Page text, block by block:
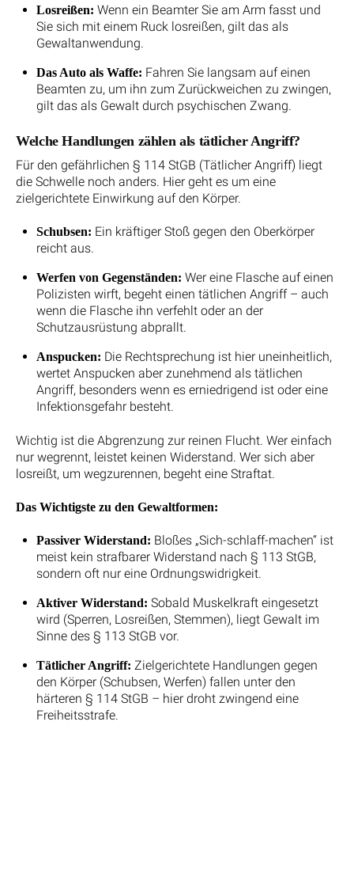
Losreißen: Wenn ein Beamter Sie am Arm fasst und
Sie sich mit einem Ruck losreißen, gilt das als
Gewaltanwendung.
Das Auto als Waffe: Fahren Sie langsam auf einen
Beamten zu, um ihn zum Zurückweichen zu zwingen,
gilt das als Gewalt durch psychischen Zwang.
Welche Handlungen zählen als tätlicher Angriff?
Für den gefährlichen § 114 StGB (Tätlicher Angriff) liegt
die Schwelle noch anders. Hier geht es um eine
zielgerichtete Einwirkung auf den Körper.
Schubsen: Ein kräftiger Stoß gegen den Oberkörper
reicht aus.
Werfen von Gegenständen: Wer eine Flasche auf einen
Polizisten wirft, begeht einen tätlichen Angriff – auch
wenn die Flasche ihn verfehlt oder an der
Schutzausrüstung abprallt.
Anspucken: Die Rechtsprechung ist hier uneinheitlich,
wertet Anspucken aber zunehmend als tätlichen
Angriff, besonders wenn es erniedrigend ist oder eine
Infektionsgefahr besteht.
Wichtig ist die Abgrenzung zur reinen Flucht. Wer einfach
nur wegrennt, leistet keinen Widerstand. Wer sich aber
losreißt, um wegzurennen, begeht eine Straftat.
Das Wichtigste zu den Gewaltformen:
Passiver Widerstand: Bloßes „Sich-schlaff-machen“ ist
meist kein strafbarer Widerstand nach § 113 StGB,
sondern oft nur eine Ordnungswidrigkeit.
Aktiver Widerstand: Sobald Muskelkraft eingesetzt
wird (Sperren, Losreißen, Stemmen), liegt Gewalt im
Sinne des § 113 StGB vor.
Tätlicher Angriff: Zielgerichtete Handlungen gegen
den Körper (Schubsen, Werfen) fallen unter den
härteren § 114 StGB – hier droht zwingend eine
Freiheitsstrafe.